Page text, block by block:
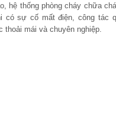
hệ thống phòng cháy chữa
sự cố mất điện, công tác
thoải mái và chuyên nghiệp.